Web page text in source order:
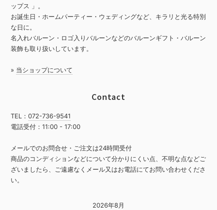
ップス 」。
お誕生日・ホームパーティー・ウェディングなど、キラリと光る特別
な日に。
名入れバルーン・ロゴ入りバルーンなどのバルーンギフト・バルーン
装飾も取り扱いしています。
» 当ショップについて
Contact
TEL：072-736-9541
電話受付：11:00 - 17:00
メールでのお問合せ・ご注文は24時間受付
商品のコンディションなどについて分かりにくい点、不明な点などご
ざいましたら、ご遠慮なくメール又はお電話にてお問い合わせくださ
い。
2026年8月